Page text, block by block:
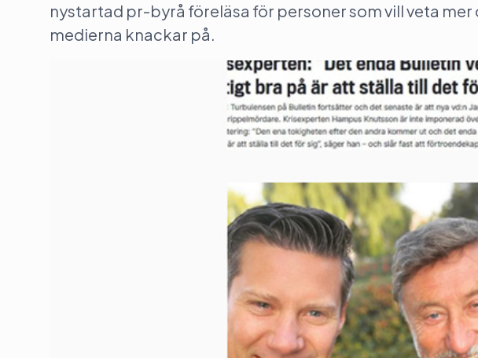
nystartad pr-byrå föreläsa för personer som vill veta mer
medierna knackar på.